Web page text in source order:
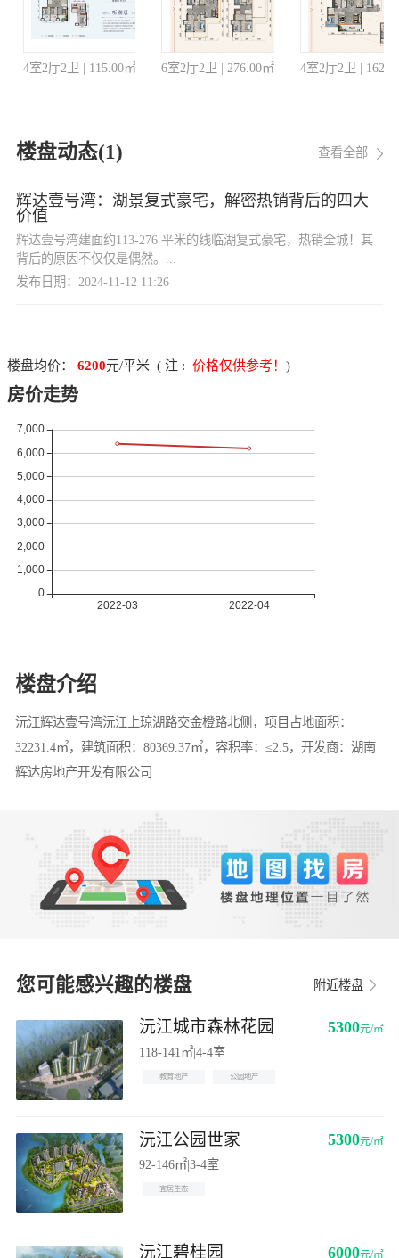
4室2厅2卫 | 115.00㎡ 6室2厅2卫 | 276.00㎡ 4室2厅2卫 |
楼盘动态(1) 查看全部
辉达壹号湾：湖景复式豪宅，解密热销背后的四大
价值
辉达壹号湾建面约113-276 平米的线临湖复式豪宅，热销全城！其
背后的原因不仅仅是偶然。...
发布日期：2024-11-12 11:26
楼盘均价：6200元/平米 ( 注 :价格仅供参考！)
房价走势
楼盘介绍
沅江辉达壹号湾沅江上琼湖路交金橙路北侧，项目占地面积：
32231.4㎡，建筑面积：80369.37㎡，容积率：≤2.5，开发商：湖南
辉达房地产开发有限公司
您可能感兴趣的楼盘 附近楼盘
沅江城市森林花园 5300元/㎡
118-141㎡|4-4室
教育地产 公园地产
沅江公园世家 5300元/㎡
92-146㎡|3-4室
宜居生态
沅江碧桂园 6000元/㎡